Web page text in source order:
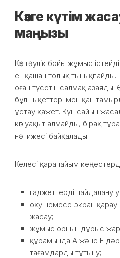
Көзге күтім
маңызы
Көз тәулік бойы жұмыс
ешқашан толық тынықпайды.
оған түсетін салмақ азаяды.
бұлшықеттері мен қан
ұстау қажет. Күн сайын
көп уақыт алмайды, бірақ
нәтижесі байқалады.
Келесі қарапайым
гаджеттерді пайдалану
оқу немесе экран қарау
жасау;
жұмыс орнын дұрыс
құрамында А және Е
тағамдарды тұтыну;